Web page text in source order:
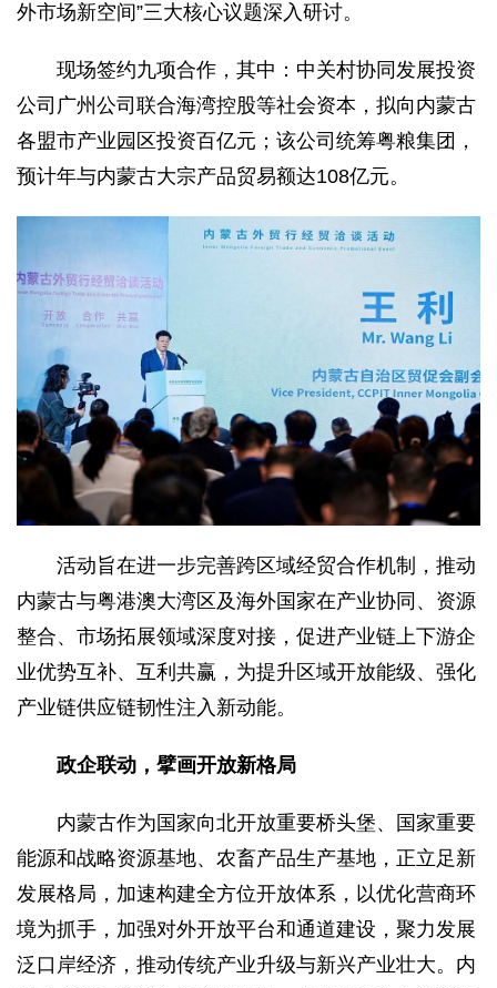
外市场新空间”三大核心议题深入研讨。
现场签约九项合作，其中：中关村协同发展投资
公司广州公司联合海湾控股等社会资本，拟向内蒙古
各盟市产业园区投资百亿元；该公司统筹粤粮集团，
预计年与内蒙古大宗产品贸易额达108亿元。
活动旨在进一步完善跨区域经贸合作机制，推动
内蒙古与粤港澳大湾区及海外国家在产业协同、资源
整合、市场拓展领域深度对接，促进产业链上下游企
业优势互补、互利共赢，为提升区域开放能级、强化
产业链供应链韧性注入新动能。
政企联动，擘画开放新格局
内蒙古作为国家向北开放重要桥头堡、国家重要
能源和战略资源基地、农畜产品生产基地，正立足新
发展格局，加速构建全方位开放体系，以优化营商环
境为抓手，加强对外开放平台和通道建设，聚力发展
泛口岸经济，推动传统产业升级与新兴产业壮大。内